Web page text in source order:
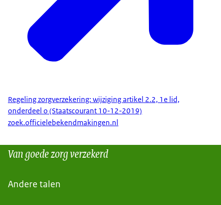
Regeling zorgverzekering: wijziging artikel 2.2, 1e lid,
onderdeel o (Staatscourant 10-12-2019)
zoek.officielebekendmakingen.nl
Van goede zorg verzekerd
Andere talen